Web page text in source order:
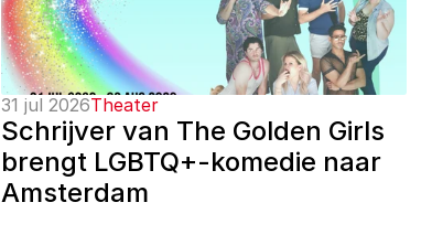
31 jul 2026Theater
Schrijver van The Golden Girls
brengt LGBTQ+-komedie naar
Amsterdam